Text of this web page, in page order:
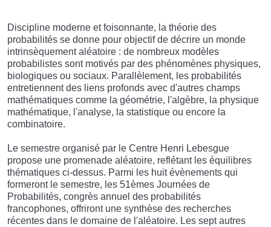
Discipline moderne et foisonnante, la théorie des
probabilités se donne pour objectif de décrire un monde
intrinsèquement aléatoire : de nombreux modèles
probabilistes sont motivés par des phénomènes physiques,
biologiques ou sociaux. Parallèlement, les probabilités
entretiennent des liens profonds avec d'autres champs
mathématiques comme la géométrie, l'algèbre, la physique
mathématique, l'analyse, la statistique ou encore la
combinatoire.
Le semestre organisé par le Centre Henri Lebesgue
propose une promenade aléatoire, reflétant les équilibres
thématiques ci-dessus. Parmi les huit évènements qui
formeront le semestre, les 51èmes Journées de
Probabilités, congrès annuel des probabilités
francophones, offriront une synthèse des recherches
récentes dans le domaine de l'aléatoire. Les sept autres